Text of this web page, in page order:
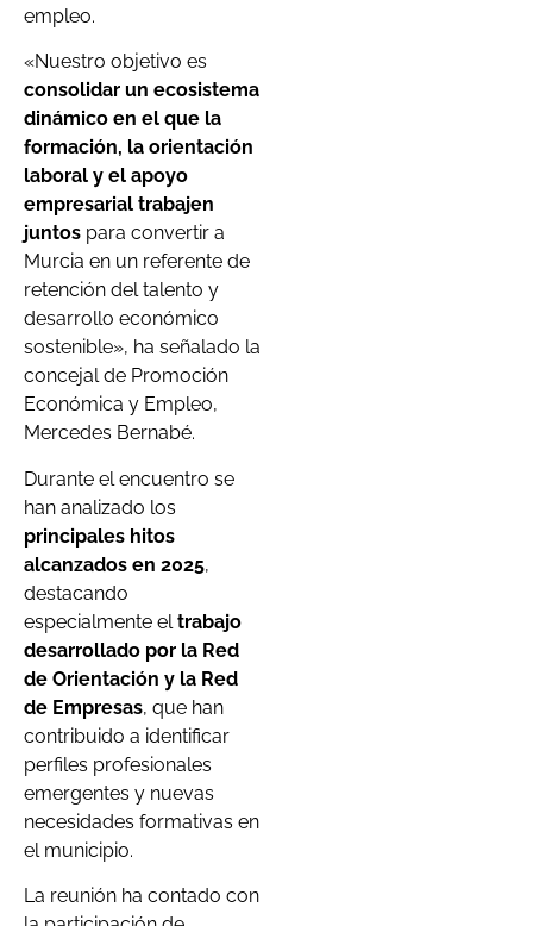
empleo.
«Nuestro objetivo es
consolidar un ecosistema
dinámico en el que la
formación, la orientación
laboral y el apoyo
empresarial trabajen
juntos para convertir a
Murcia en un referente de
retención del talento y
desarrollo económico
sostenible», ha señalado la
concejal de Promoción
Económica y Empleo,
Mercedes Bernabé.
Durante el encuentro se
han analizado los
principales hitos
alcanzados en 2025,
destacando
especialmente el trabajo
desarrollado por la Red
de Orientación y la Red
de Empresas, que han
contribuido a identificar
perfiles profesionales
emergentes y nuevas
necesidades formativas en
el municipio.
La reunión ha contado con